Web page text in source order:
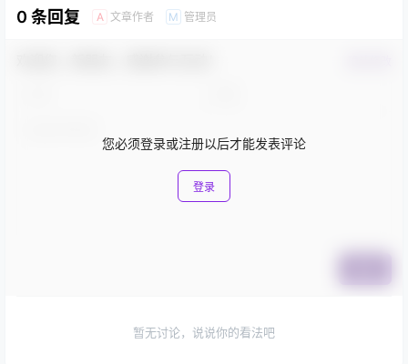
0 条回复 A 文章作者 M 管理员
您必须登录或注册以后才能发表评论
登录
暂无讨论，说说你的看法吧